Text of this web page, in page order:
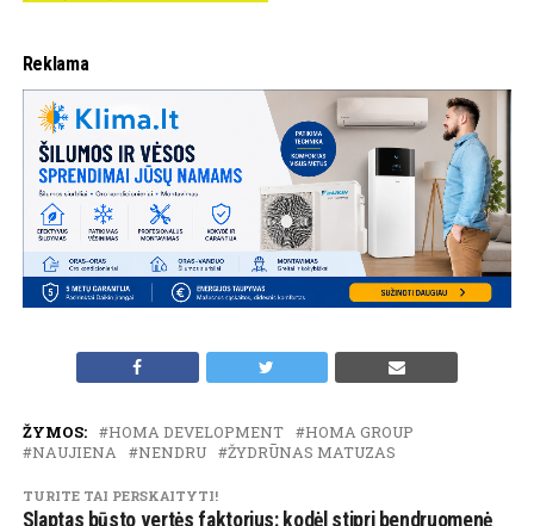
Reklama
ŽYMOS: HOMA DEVELOPMENT
HOMA GROUP
NAUJIENA
NENDRU ŽYDRŪNAS MATUZAS
TURITE TAI PERSKAITYTI!
Slaptas būsto vertės faktorius: kodėl stipri bendruomenė